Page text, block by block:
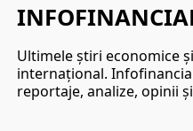
Ultimele ştiri economice
internaţional.
reportaje, analize, opinii